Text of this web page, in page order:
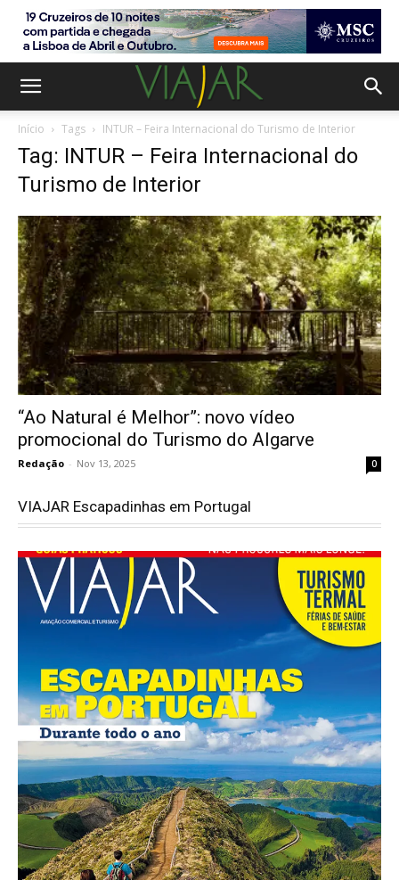
Início Tags INTUR – Feira Internacional do Turismo de Interior
Tag: INTUR – Feira Internacional do
Turismo de Interior
“Ao Natural é Melhor”: novo vídeo
promocional do Turismo do Algarve
Redação - Nov 13, 2025 0
VIAJAR Escapadinhas em Portugal